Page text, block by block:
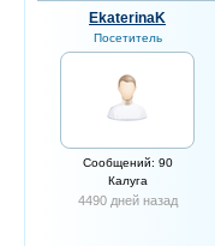
EkaterinaK
Посетитель
Сообщений: 90
Калуга
4490 дней назад